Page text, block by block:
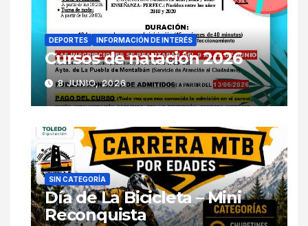
DEPORTES INFORMACIÓN DE INTERÉS
Cursos de natación 2026
8 JUNIO, 2026
SIN CATEGORÍA
Día de La Bicicleta – Mini
Reconquista